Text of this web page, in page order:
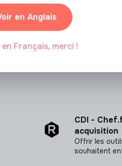
CDI -
acquisition
Offrir les
souhaitent
en Anglais
en Français, merci !